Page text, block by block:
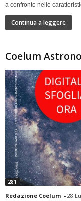
a confronto nelle
Continua a leggere
Coelum
281
Redazione Coelum - 28